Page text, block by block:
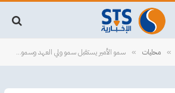
» محليات » سمو الأمير يستقبل سمو ولي العهد وسمو رئيس الوزراء ووزير الدفاع ووزير الداخلية بالإنابة